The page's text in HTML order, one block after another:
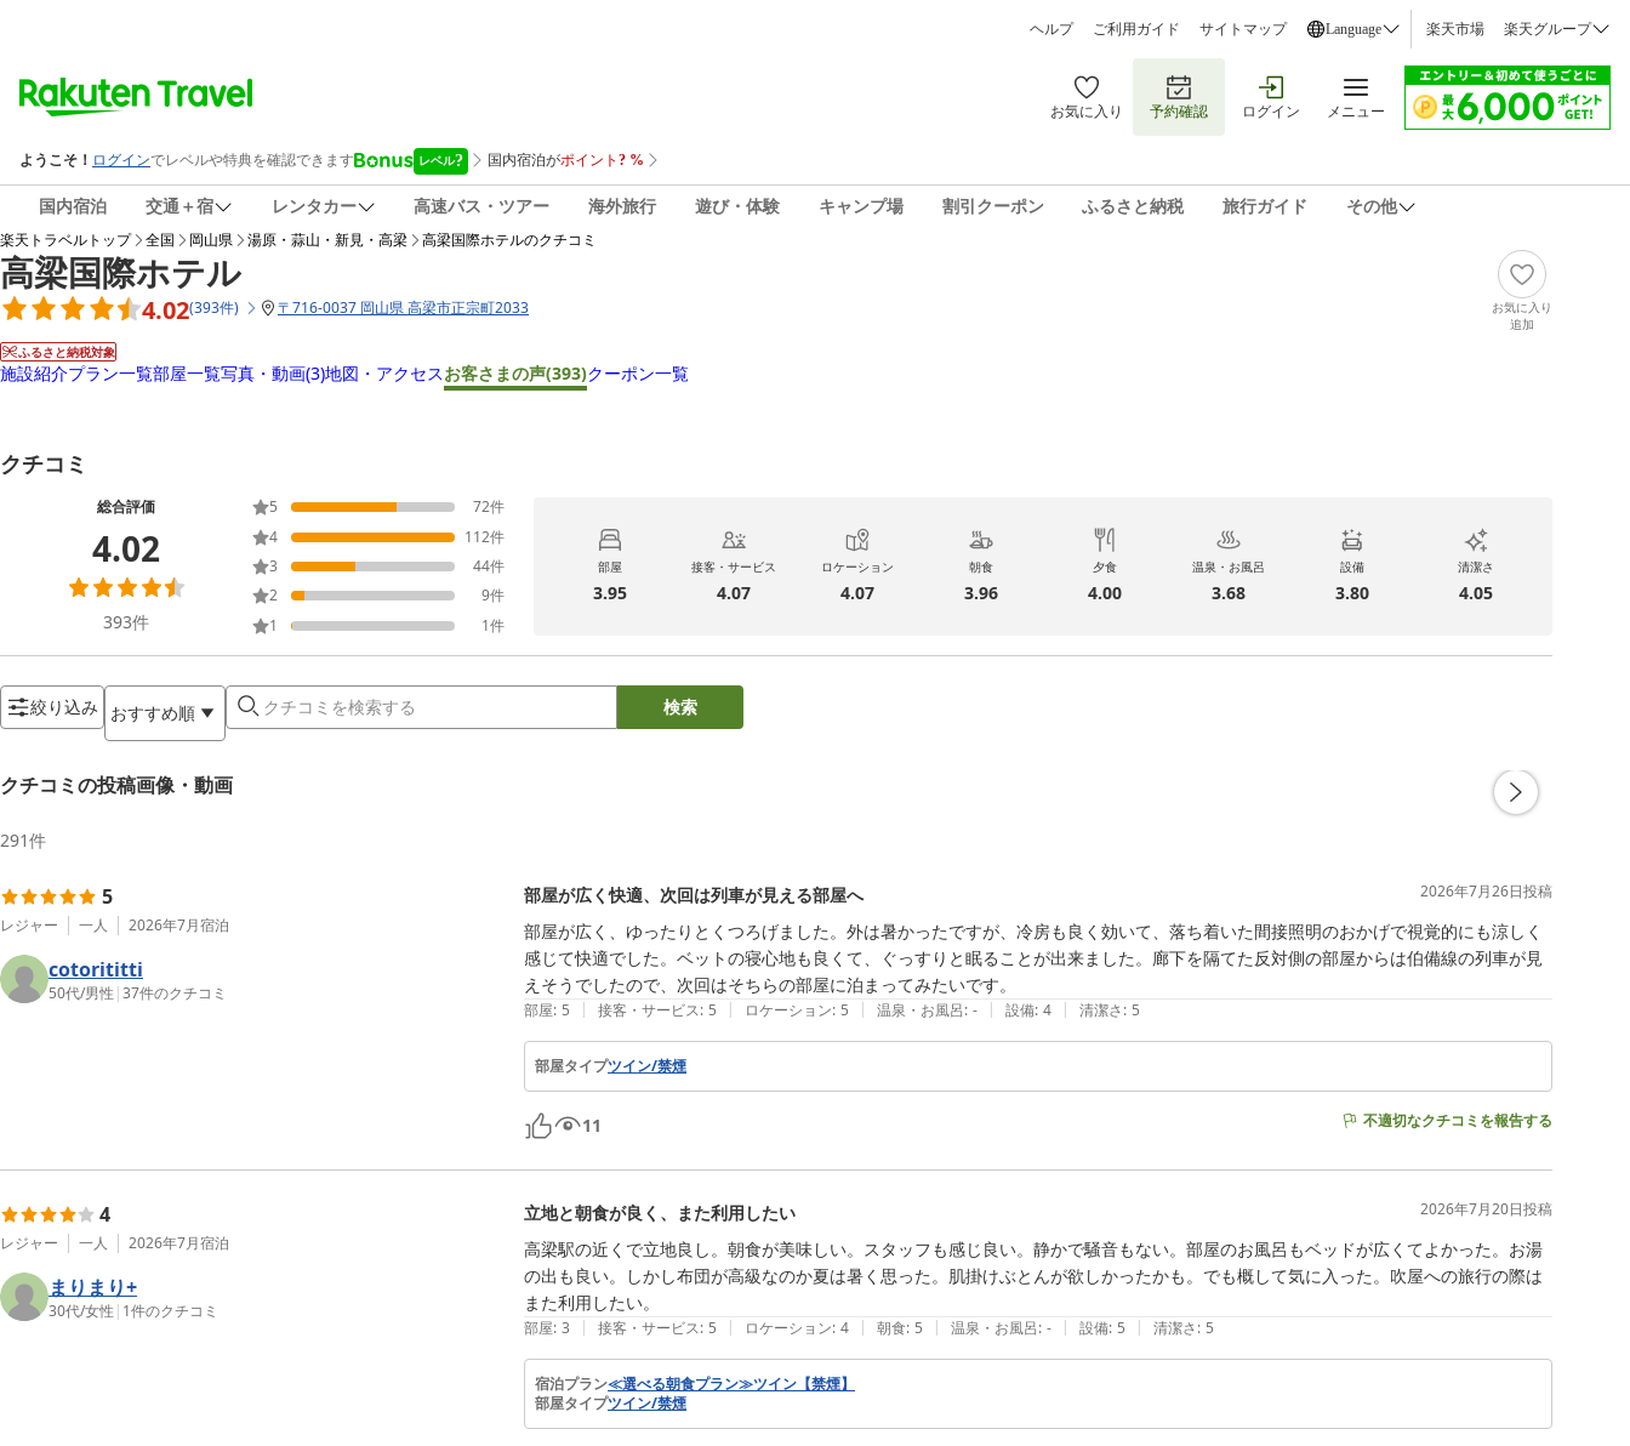
ヘルプ ご利用ガイド サイトマップ Language 楽天市場 楽天グループ
お気に入り 予約確認 ログイン メニュー
国内宿泊 交通＋宿 レンタカー 高速バス・ツアー 海外旅行 遊び・体験 キャンプ場 割引クーポン ふるさと納税 旅行ガイド その他
楽天トラベルトップ 全国 岡山県 湯原・蒜山・新見・高梁 高梁国際ホテルのクチコミ
高梁国際ホテル
4.02(393件) 〒716-0037 岡山県 高梁市正宗町2033
ふるさと納税対象
お気に入り
追加
施設紹介プラン一覧部屋一覧写真・動画(3)地図・アクセスお客さまの声(393)クーポン一覧
クチコミ
総合評価
4.02
393件
5 72件
4
112件
3
44件
2
9件
1
1件
部屋
3.95
接客・サービス
4.07
ロケーション
4.07
朝食
3.96
夕食
4.00
温泉・お風呂
3.68
設備
3.80
清潔さ
4.05
絞り込み おすすめ順 検索
クチコミの投稿画像・動画
291件
5
レジャー 一人 2026年7月宿泊
cotorititti
50代/男性 |37件のクチコミ
部屋が広く快適、次回は列車が見える部屋へ 2026年7月26日投稿
部屋が広く、ゆったりとくつろげました。外は暑かったですが、冷房も良く効いて、落ち着いた間接照明のおかげで視覚的にも涼しく
感じて快適でした。ベットの寝心地も良くて、ぐっすりと眠ることが出来ました。廊下を隔てた反対側の部屋からは伯備線の列車が見
えそうでしたので、次回はそちらの部屋に泊まってみたいです。
部屋: 5 | 接客・サービス: 5 | ロケーション: 5 | 温泉・お風呂: - | 設備: 4 | 清潔さ: 5
部屋タイプツイン/禁煙
11 不適切なクチコミを報告する
4
レジャー 一人 2026年7月宿泊
まりまり+
30代/女性 | 1件のクチコミ
立地と朝食が良く、また利用したい 2026年7月20日投稿
高梁駅の近くで立地良し。朝食が美味しい。スタッフも感じ良い。静かで騒音もない。部屋のお風呂もベッドが広くてよかった。お湯
の出も良い。しかし布団が高級なのか夏は暑く思った。肌掛けぶとんが欲しかったかも。でも概して気に入った。吹屋への旅行の際は
また利用したい。
部屋: 3 | 接客・サービス: 5 | ロケーション: 4 | 朝食: 5 | 温泉・お風呂: - | 設備: 5 | 清潔さ: 5
宿泊プラン≪選べる朝食プラン≫ツイン【禁煙】
部屋タイプツイン/禁煙